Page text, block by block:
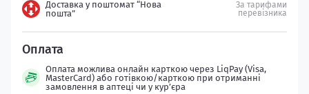
Доставка у поштомат “Нова
пошта”
За тарифами
перевізника
Оплата можлива онлайн карткою через LiqPay (Visa,
MasterCard) або готівкою/карткою при отриманні
замовлення в аптеці чи у кур’єра